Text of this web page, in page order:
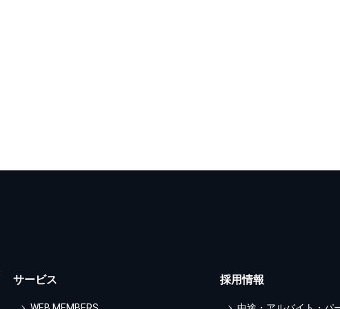
サービス 採用情報